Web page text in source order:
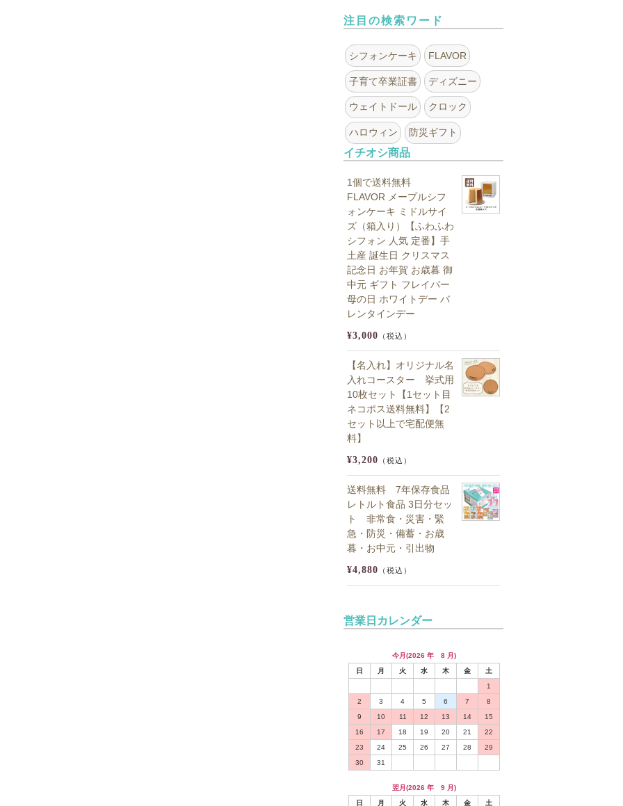
注目の検索ワード
シフォンケーキ FLAVOR
子育て卒業証書 ディズニー
ウェイトドール クロック
ハロウィン 防災ギフト
イチオシ商品
1個で送料無料
FLAVOR メープルシフ
ォンケーキ ミドルサイ
ズ（箱入り）【ふわふわ
シフォン 人気 定番】手
土産 誕生日 クリスマス
記念日 お年賀 お歳暮 御
中元 ギフト フレイバー
母の日 ホワイトデー バ
レンタインデー
¥3,000 （税込）
【名入れ】オリジナル名
入れコースター 挙式用
10枚セット【1セット目
ネコポス送料無料】【2
セット以上で宅配便無
料】
¥3,200 （税込）
送料無料 7年保存食品
レトルト食品 3日分セッ
ト 非常食・災害・緊
急・防災・備蓄・お歳
暮・お中元・引出物
¥4,880 （税込）
営業日カレンダー
今月(2026 年 8 月)
日
月 火 水 木 金
土
1
2
3 4 5 6 7
8
9
10 11 12 13 14
15
16
17 18 19 20 21
22
23
24 25 26 27 28
29
30
31
翌月(2026 年 9 月)
日
月 火 水 木 金 土